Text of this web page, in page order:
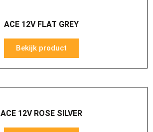
ACE 12V FLAT GREY
Bekijk product
ACE 12V ROSE SILVER